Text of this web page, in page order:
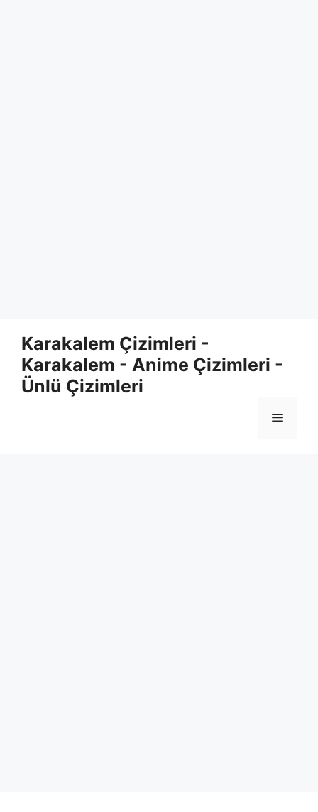
content
Karakalem Çizimleri -
Karakalem - Anime Çizimleri -
Ünlü Çizimleri
Menu